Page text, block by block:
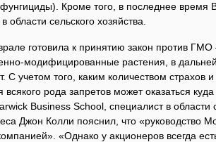
Кроме того, в последнее время
области сельского хозяйства.
готовила к принятию закон против
модифицированные растения, в
С учетом того, каким количеством
всякого рода запретов может оказаться
Business School, специалист в области
Джон Колли пояснил, что «руководство
«Однако у акционеров всегда